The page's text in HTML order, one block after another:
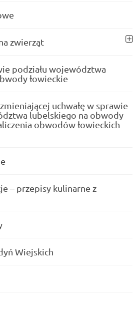
zwierząt
podziału województwa
łowieckie
uchwałę w sprawie
lubelskiego na obwody
obwodów łowieckich
– przepisy kulinarne z
Wiejskich